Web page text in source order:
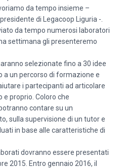
da tempo insieme –
di Legacoop Liguria -.
da tempo numerosi laboratori
settimana gli presenteremo
selezionate fino a 30 idee
a un percorso di formazione e
i partecipanti ad articolare
proprio. Coloro che
contare su un
sulla supervisione di un tutor e
in base alle caratteristiche di
dovranno essere presentati
2015. Entro gennaio 2016, il